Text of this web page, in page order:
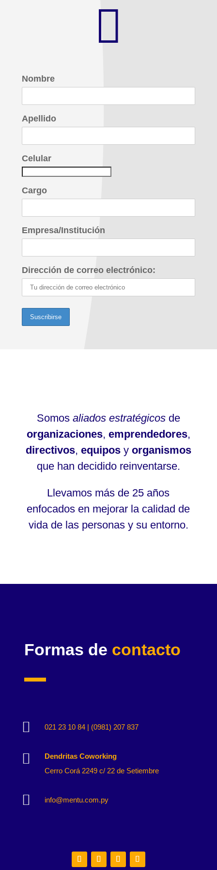

Nombre
Apellido
Celular
Cargo
Empresa/Institución
Dirección de correo electrónico:
Somos aliados estratégicosde
organizaciones, emprendedores,
directivos, equiposy organismos
que han decidido reinventarse.
Llevamos más de 25 años
enfocados en mejorar la calidad de
vida de las personas y su entorno.
Formas de contacto
 021 23 10 84 | (0981) 207 837

Dendritas Coworking
Cerro Corá 2249 c/ 22 de Setiembre
 info@mentu.com.py